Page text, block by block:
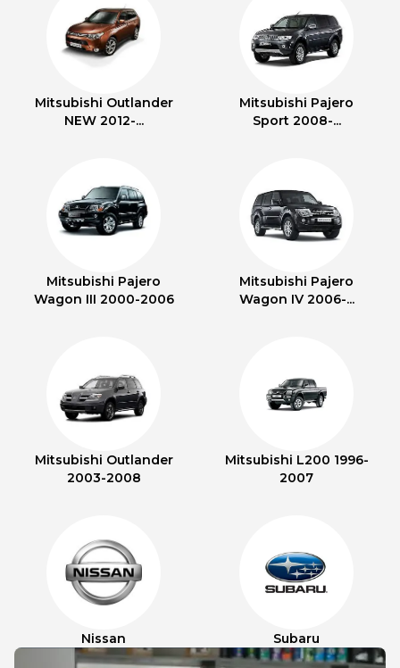
Mitsubishi Outlander
NEW 2012-...
Mitsubishi Pajero
Sport 2008-...
Mitsubishi Pajero
Wagon III 2000-2006
Mitsubishi Pajero
Wagon IV 2006-...
Mitsubishi Outlander
2003-2008
Mitsubishi L200 1996-
2007
Nissan Subaru